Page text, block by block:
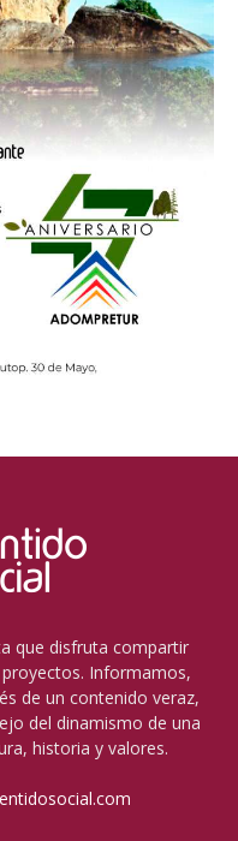
que disfruta compartir
Informamos,
de un contenido veraz,
del dinamismo de una
historia y valores.